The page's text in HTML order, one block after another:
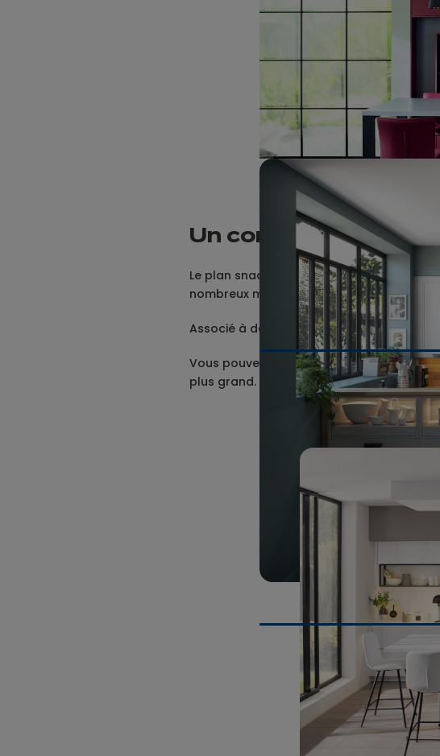
Une table qui s’intègre
celui de la cuisine ou aux
Chez Ixina, nous avons pour
permettre l’assemblage de
Un comptoir ou un
Le plan snack est très pratique dans une
nombreux modèles et de nombreuses
Associé à des tabourets, vous pouvez y
Vous pouvez aussi réaliser « l’esprit
plus grand.